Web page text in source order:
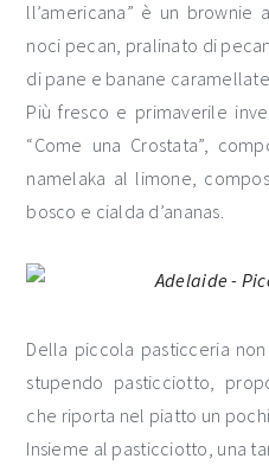
ll’americana” è un brownie
noci pecan, pralinato di
di pane e banane
Più fresco e primaverile
“Come una Crostata”,
namelaka al limone,
bosco e cialda d’ananas.
Della piccola pasticceria
stupendo pasticciotto,
che riporta nel piatto un
Insieme al pasticciotto, una